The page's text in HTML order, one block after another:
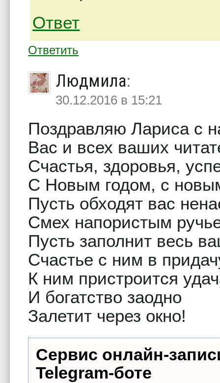
Ответ
Ответить
Людмила:
30.12.2016 в 15:21
Поздравляю Лариса с
Вас и всех ваших
Счастья, здоровья,
С Новым годом, с
Пусть обходят вас
Смех напористым
Пусть заполнит весь
Счастье с ним в
К ним пристроится
И богатство заодно
Залетит через окно!
Сервис онлайн-
Telegram-боте